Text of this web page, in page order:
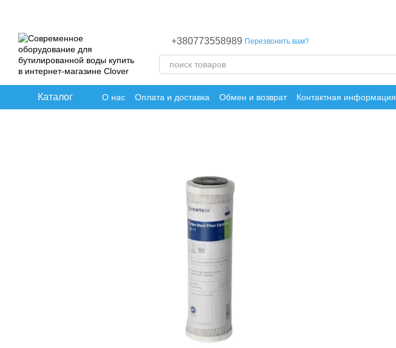
+380773558989 Перезвонить вам?
Каталог О нас Оплата и доставка Обмен и возврат Контактная информация